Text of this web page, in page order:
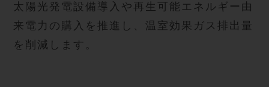
太陽光発電設備導入や再生可能エネルギー由
来電力の購入を推進し、温室効果ガス排出量
を削減します。